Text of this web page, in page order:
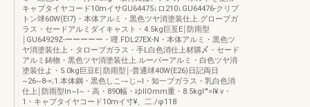
キャブタイヤコード10mイサGU64475↓ロ210↓GU64476-クリプ
トン球60W(EI7)・本体アルミ・黒色ツヤ消塗装仕上.グローブガ
ラス・セードアルミダイキャスト・4.5kg巨亙E￨防雨型
￨GU64929Z-ーーーーー・哩.FDL27EX-N・本体アルミ・黒色ツ
ヤ消塗装仕上・タローブガラス・手L白色消仕上材購〆・セード
アルミ鋳物・黒色ツヤ消塗装仕上.ルーパーアルミ・白色ツヤ消
塗装仕よ・5.0kg巨豆E￨防雨型￨-普通球40W(E26)日記両日
~26~8-=;1.本体鋼・黒色しこ-~じ~I・知一ブガラス・乳白色消
仕上￨防雨型In~l~・高・890幅・ゆIIOmm重・8.5kgI'"=I¥.v・
1・キャブタイヤコード10mイ寸¥、二./φ118